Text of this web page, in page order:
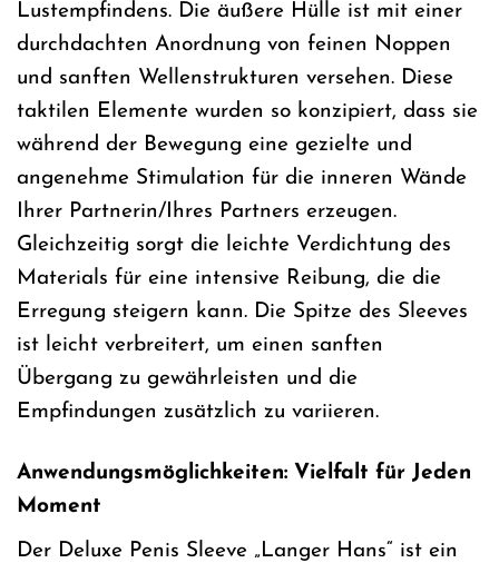
Lustempfindens. Die äußere Hülle ist mit einer
durchdachten Anordnung von feinen Noppen
und sanften Wellenstrukturen versehen. Diese
taktilen Elemente wurden so konzipiert, dass sie
während der Bewegung eine gezielte und
angenehme Stimulation für die inneren Wände
Ihrer Partnerin/Ihres Partners erzeugen.
Gleichzeitig sorgt die leichte Verdichtung des
Materials für eine intensive Reibung, die die
Erregung steigern kann. Die Spitze des Sleeves
ist leicht verbreitert, um einen sanften
Übergang zu gewährleisten und die
Empfindungen zusätzlich zu variieren.
Anwendungsmöglichkeiten: Vielfalt für Jeden
Moment
Der Deluxe Penis Sleeve „Langer Hans“ ist ein